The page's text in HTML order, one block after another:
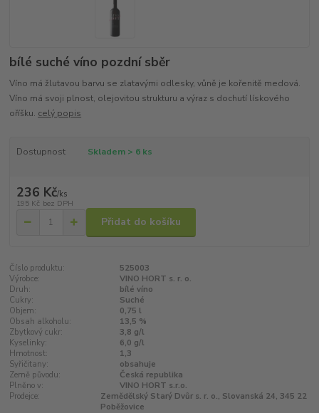
bílé suché víno pozdní sběr
Víno má žlutavou barvu se zlatavými odlesky, vůně je kořenitě medová.
Víno má svoji plnost, olejovitou strukturu a výraz s dochutí lískového
oříšku. celý popis
Dostupnost Skladem > 6 ks
236 Kč/ks
195 Kč bez DPH
Přidat do košíku
Číslo produktu:
525003
Výrobce:
VINO HORT s. r. o.
Druh:
bílé víno
Cukry:
Suché
Objem:
0,75 l
Obsah alkoholu:
13,5 %
Zbytkový cukr:
3,8 g/l
Kyselinky:
6,0 g/l
Hmotnost:
1,3
Syřičitany:
obsahuje
Země původu:
Česká republika
Plněno v:
VINO HORT s.r.o.
Prodejce:
Zemědělský Starý Dvůr s. r. o., Slovanská 24, 345 22
Poběžovice